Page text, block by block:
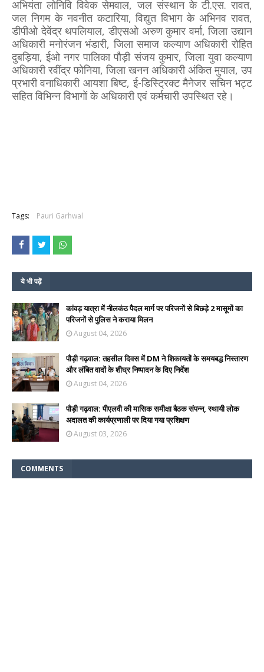
अभियंता लोनिवि विवेक सेमवाल, जल संस्थान के टी.एस. रावत,
जल निगम के नवनीत कटारिया, विद्युत विभाग के अभिनव रावत,
डीपीओ देवेंद्र थपलियाल, डीएसओ अरुण कुमार वर्मा, जिला उद्यान
अधिकारी मनोरंजन भंडारी, जिला समाज कल्याण अधिकारी रोहित
दुबड़िया, ईओ नगर पालिका पौड़ी संजय कुमार, जिला युवा कल्याण
अधिकारी रवींद्र फोनिया, जिला खनन अधिकारी अंकित मुयाल, उप
प्रभारी वनाधिकारी आयशा बिष्ट, ई-डिस्ट्रिक्ट मैनेजर सचिन भट्ट
सहित विभिन्न विभागों के अधिकारी एवं कर्मचारी उपस्थित रहे।
Tags: Pauri Garhwal
ये भी पढ़ें
कांवड़ यात्रा में नीलकंठ पैदल मार्ग पर परिजनों से बिछड़े 2 मासूमों का
परिजनों से पुलिस ने कराया मिलन
August 04, 2026
पौड़ी गढ़वाल: तहसील दिवस में DM ने शिकायतों के समयबद्ध निस्तारण
और लंबित वादों के शीघ्र निष्पादन के दिए निर्देश
August 04, 2026
पौड़ी गढ़वाल: पीएलवी की मासिक समीक्षा बैठक संपन्न, स्थायी लोक
अदालत की कार्यप्रणाली पर दिया गया प्रशिक्षण
August 03, 2026
COMMENTS